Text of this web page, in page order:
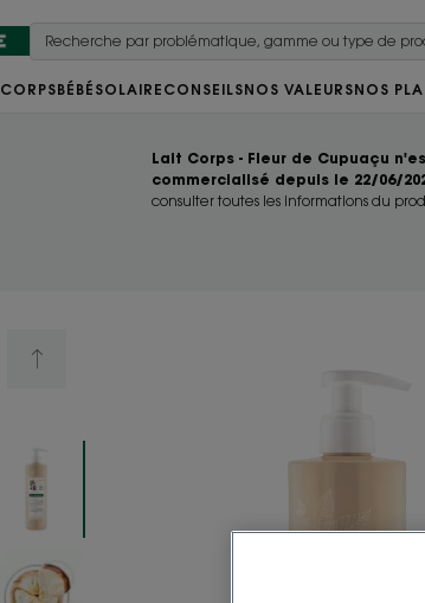
CORPSBÉBÉ SOLAIRE CONSEILSNOS VALEURSNOS
Lait Corps - Fleur de Cupuaçu
commercialisé depuis le 22/06/
consulter toutes les informations du